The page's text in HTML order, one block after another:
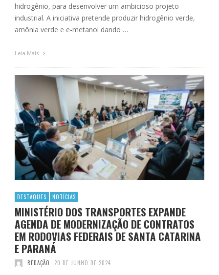
hidrogênio, para desenvolver um ambicioso projeto
industrial. A iniciativa pretende produzir hidrogênio verde,
amônia verde e e-metanol dando …
Leia Mais
DESTAQUES NOTÍCIAS
MINISTÉRIO DOS TRANSPORTES EXPANDE
AGENDA DE MODERNIZAÇÃO DE CONTRATOS
EM RODOVIAS FEDERAIS DE SANTA CATARINA
E PARANÁ
REDAÇÃO 20 DE JUNHO DE 2024